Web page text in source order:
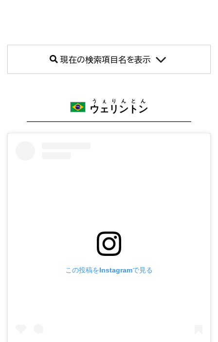
現在の検索項目名を表示
ウェリントン
うぇりんとん
この投稿をInstagramで見る